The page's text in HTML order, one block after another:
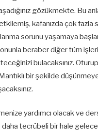
gözükmekte. Bu
kafanızda çok fazla
sorunu yaşamaya
beraber diğer tüm
bulacaksınız.
bir şekilde
yardımcı olacak ve ders
tecrübeli bir hale